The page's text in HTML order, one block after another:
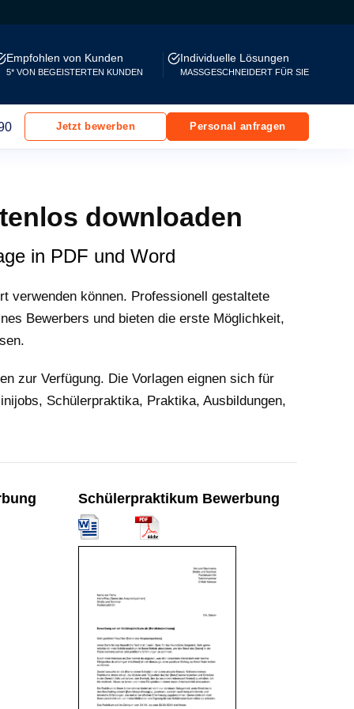
Empfohlen von Kunden
5* VON BEGEISTERTEN KUNDEN
Individuelle Lösungen
MASSGESCHNEIDERT FÜR SIE
Jetzt bewerben Personal anfragen
downloaden
in PDF und Word
verwenden können. Professionell gestaltete
Bewerbers und bieten die erste Möglichkeit,
zur Verfügung. Die Vorlagen eignen sich für
Schülerpraktika, Praktika, Ausbildungen,
Schülerpraktikum Bewerbung